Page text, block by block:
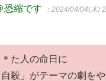
恐縮です ：2024/04/04(木)
た人の命日に
自殺」がテーマの劇を